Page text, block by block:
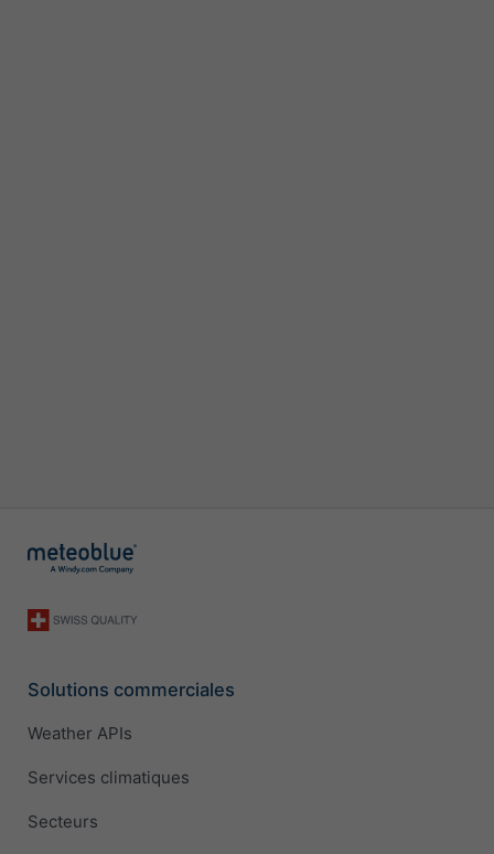
Solutions commerciales
Weather APIs
Services climatiques
Secteurs